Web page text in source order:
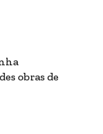
obras de